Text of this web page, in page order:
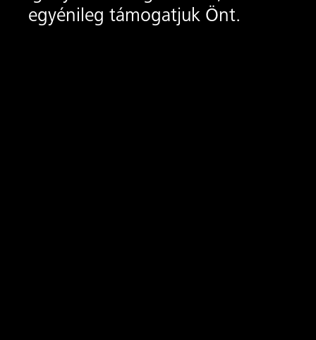
egyénileg támogatjuk Önt.